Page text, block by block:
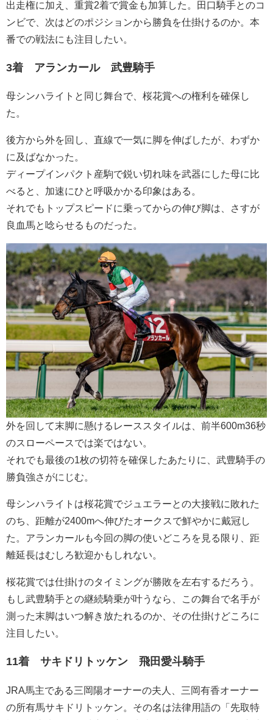
出走権に加え、重賞2着で賞金も加算した。田口騎手とのコ
ンビで、次はどのポジションから勝負を仕掛けるのか。本
番での戦法にも注目したい。
3着 アランカール 武豊騎手
母シンハライトと同じ舞台で、桜花賞への権利を確保し
た。
後方から外を回し、直線で一気に脚を伸ばしたが、わずか
に及ばなかった。
ディープインパクト産駒で鋭い切れ味を武器にした母に比
べると、加速にひと呼吸かかる印象はある。
それでもトップスピードに乗ってからの伸び脚は、さすが
良血馬と唸らせるものだった。
外を回して末脚に懸けるレーススタイルは、前半600m36秒
のスローペースでは楽ではない。
それでも最後の1枚の切符を確保したあたりに、武豊騎手の
勝負強さがにじむ。
母シンハライトは桜花賞でジュエラーとの大接戦に敗れた
のち、距離が2400mへ伸びたオークスで鮮やかに戴冠し
た。アランカールも今回の脚の使いどころを見る限り、距
離延長はむしろ歓迎かもしれない。
桜花賞では仕掛けのタイミングが勝敗を左右するだろう。
もし武豊騎手との継続騎乗が叶うなら、この舞台で名手が
測った末脚はいつ解き放たれるのか、その仕掛けどころに
注目したい。
11着 サキドリトッケン 飛田愛斗騎手
JRA馬主である三岡陽オーナーの夫人、三岡有香オーナー
の所有馬サキドリトッケン。その名は法律用語の「先取特